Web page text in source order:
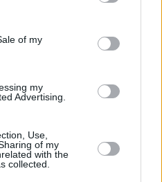
and its third-party tags to
purposes in below Google
of my
my
Advertising.
Use,
of my
with the
collected.
tárolószekrény kapott